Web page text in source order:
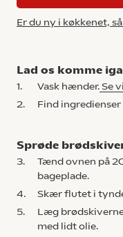
Er du ny i køkkenet,
Lad os komme
1. Vask hænder. Se
2.
Find
Sprøde
3.
Tænd ovnen på
bageplade.
4.
Skær flutet i
5.
Læg
med lidt olie.